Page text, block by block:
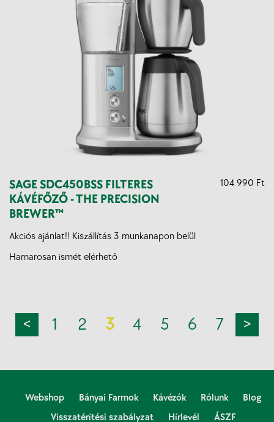
SAGE SDC450BSS FILTERES
KÁVÉFŐZŐ - THE PRECISION
BREWER™
104 990 Ft
Akciós ajánlat!! Kiszállítás 3 munkanapon belül
Hamarosan ismét elérhető
< 1 2 3 4 5 6 7 >
Webshop Bányai Farmok Kávézók Rólunk
Blog
Visszatérítési szabályzat
Hírlevél ÁSZF